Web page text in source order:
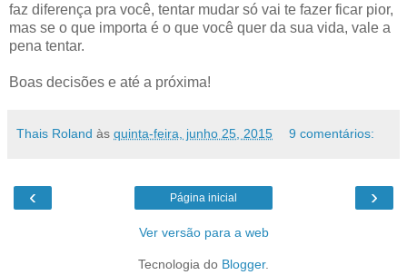
faz diferença pra você, tentar mudar só vai te fazer ficar pior,
mas se o que importa é o que você quer da sua vida, vale a
pena tentar.
Boas decisões e até a próxima!
Thais Roland às quinta-feira, junho 25, 2015 9 comentários:
‹ ›
Página inicial
Ver versão para a web
Tecnologia do Blogger.